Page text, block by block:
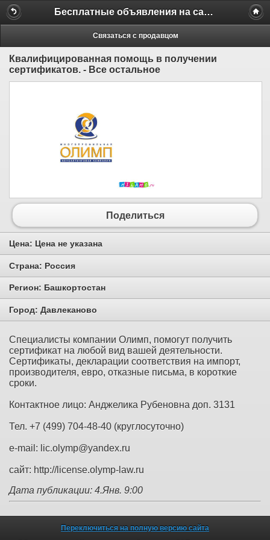
Бесплатные объявления на сайте MILAMO.ru
Связаться с продавцом
Квалифицированная помощь в получении
сертификатов. - Все остальное
Поделиться
Цена: Цена не указана
Страна: Россия
Регион: Башкортостан
Город: Давлеканово
Специалисты компании Олимп, помогут получить
сертификат на любой вид вашей деятельности.
Сертификаты, декларации соответствия на импорт,
производителя, евро, отказные письма, в короткие
сроки.
Контактное лицо: Анджелика Рубеновна доп. 3131
Тел. +7 (499) 704-48-40 (круглосуточно)
e-mail: lic.olymp@yandex.ru
сайт: http://license.olymp-law.ru
Дата публикации: 4.Янв. 9:00
Переключиться на полную версию сайта